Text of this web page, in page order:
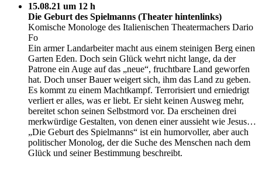
15.08.21 um 12 h
Die Geburt des Spielmanns (Theater hintenlinks)
Komische Monologe des Italienischen Theatermachers Dario
Fo
Ein armer Landarbeiter macht aus einem steinigen Berg einen
Garten Eden. Doch sein Glück wehrt nicht lange, da der
Patrone ein Auge auf das „neue“, fruchtbare Land geworfen
hat. Doch unser Bauer weigert sich, ihm das Land zu geben.
Es kommt zu einem Machtkampf. Terrorisiert und erniedrigt
verliert er alles, was er liebt. Er sieht keinen Ausweg mehr,
bereitet schon seinen Selbstmord vor. Da erscheinen drei
merkwürdige Gestalten, von denen einer aussieht wie Jesus…
„Die Geburt des Spielmanns“ ist ein humorvoller, aber auch
politischer Monolog, der die Suche des Menschen nach dem
Glück und seiner Bestimmung beschreibt.